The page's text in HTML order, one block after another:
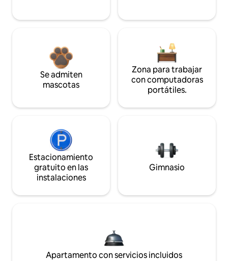
Se admiten
mascotas
Zona para trabajar
con computadoras
portátiles.
Estacionamiento
gratuito en las
instalaciones
Gimnasio
Apartamento con servicios incluidos